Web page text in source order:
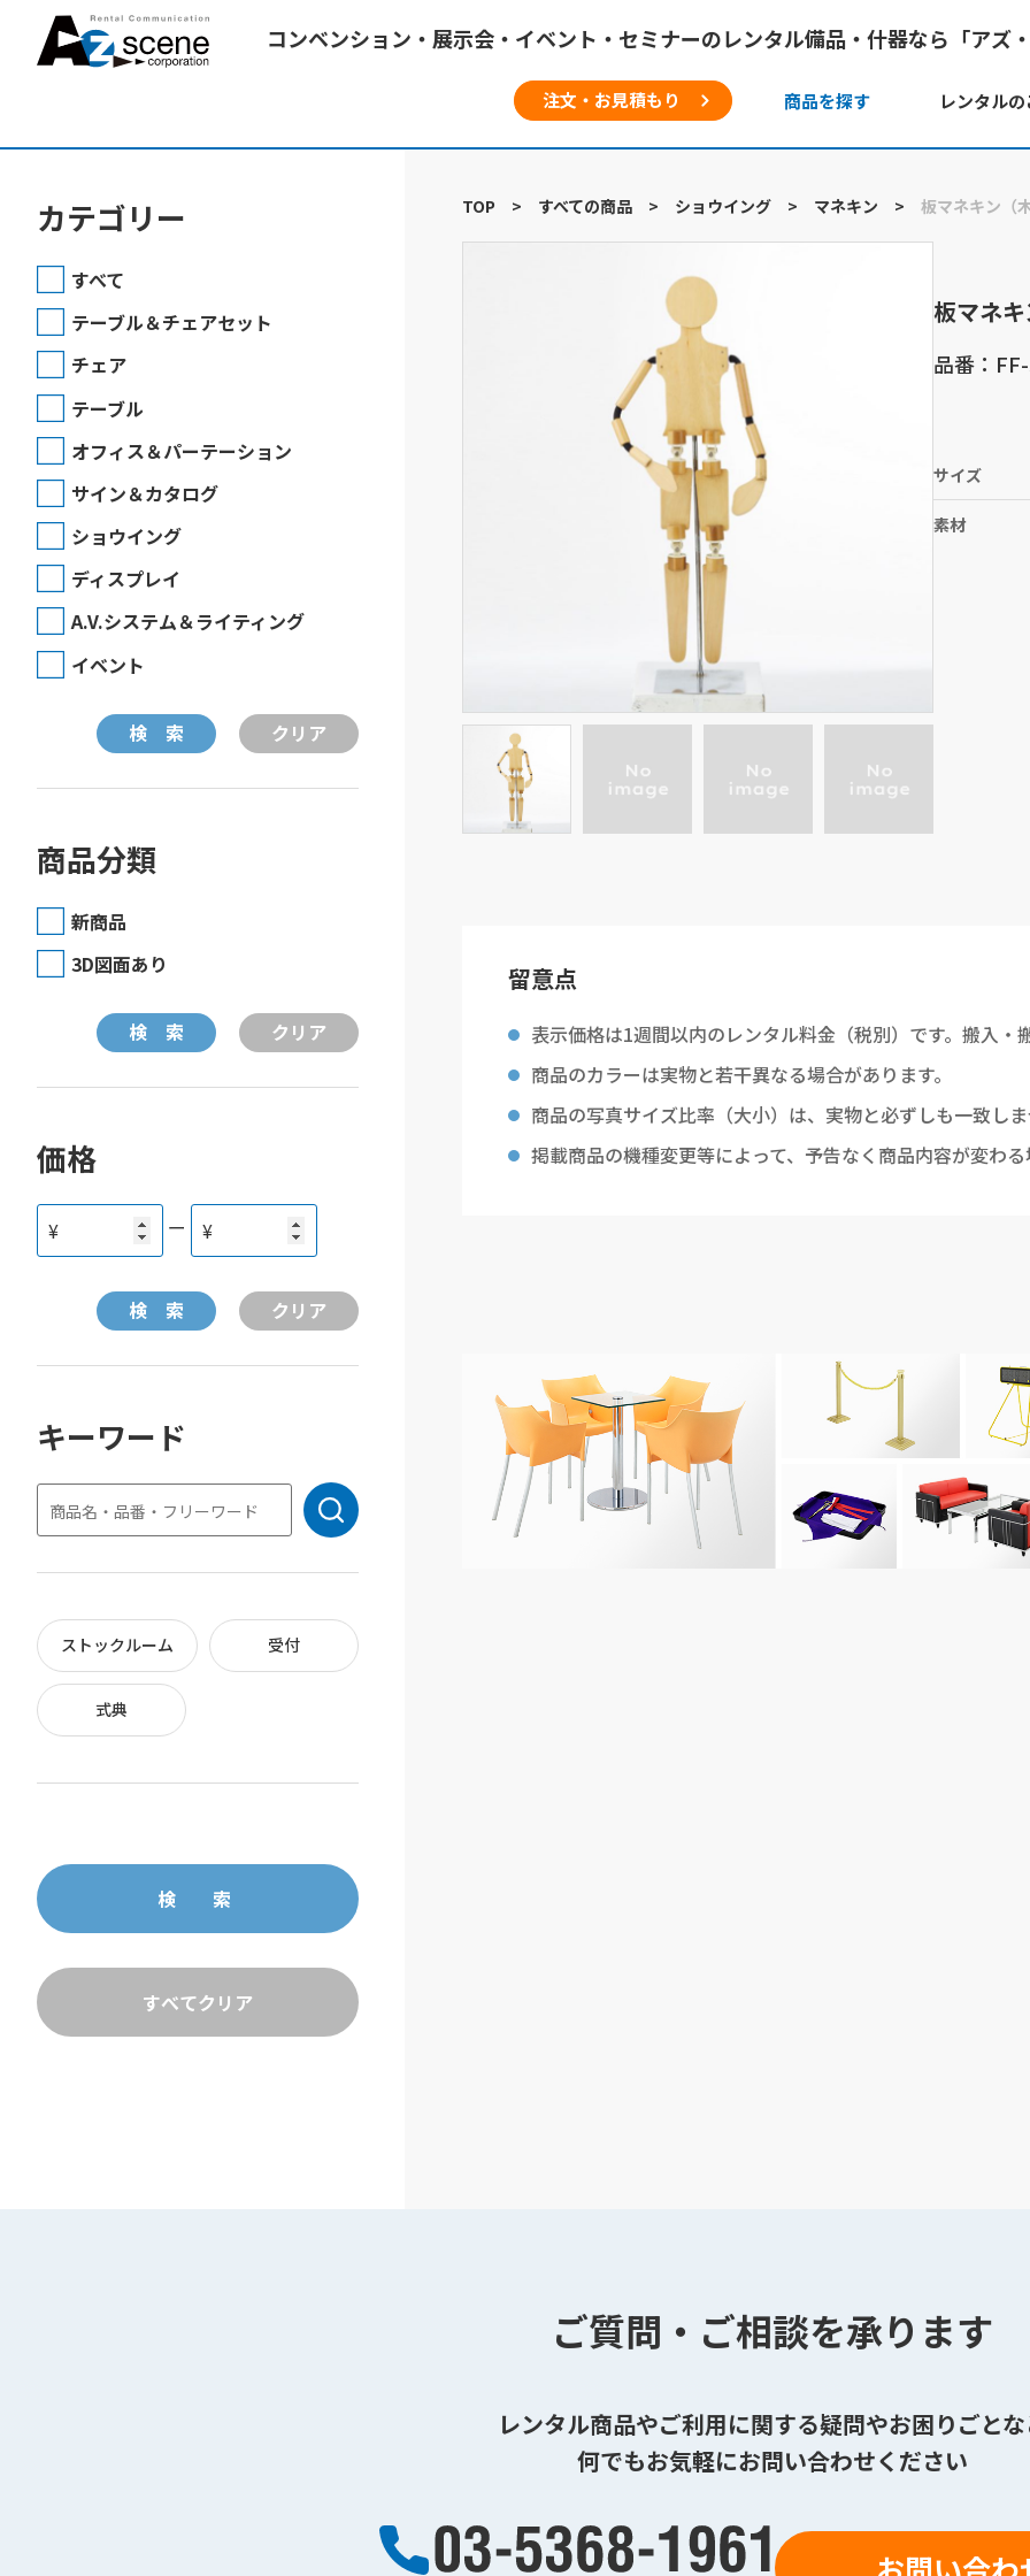
コンベンション・展示会・イベント・セミナーのレンタル備品・什器なら「アズ
注文・お見積もり 商品を探す レンタル
カテゴリー
すべて
テーブル＆チェアセット
チェア
テーブル
オフィス＆パーテーション
サイン＆カタログ
ショウイング
ディスプレイ
A.V.システム＆ライティング
イベント
商品分類
新商品
3D図面あり
価格
¥ ー ¥
キーワード
ストックルーム 受付
式典
TOP > すべての商品 > ショウイング > マネキン > 板マネキン（
板マネ
品番：
サイズ
素材
留意点
表示価格は1週間以内のレンタル料金（税別）です。搬入・
商品のカラーは実物と若干異なる場合があります。
商品の写真サイズ比率（大小）は、実物と必ずしも一致し
掲載商品の機種変更等によって、予告なく商品内容が変わ
ご質問・ご相談を承ります
レンタル商品やご利用に関する疑問やお困りごと
何でもお気軽にお問い合わせください